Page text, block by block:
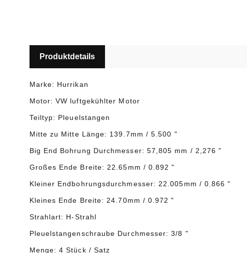
Produktdetails
Marke: Hurrikan
Motor: VW luftgekühlter Motor
Teiltyp: Pleuelstangen
Mitte zu Mitte Länge: 139.7mm / 5.500 "
Big End Bohrung Durchmesser: 57,805 mm / 2,276 "
Großes Ende Breite: 22.65mm / 0.892 "
Kleiner Endbohrungsdurchmesser: 22.005mm / 0.866 "
Kleines Ende Breite: 24.70mm / 0.972 "
Strahlart: H-Strahl
Pleuelstangenschraube Durchmesser: 3/8 "
Menge: 4 Stück / Satz